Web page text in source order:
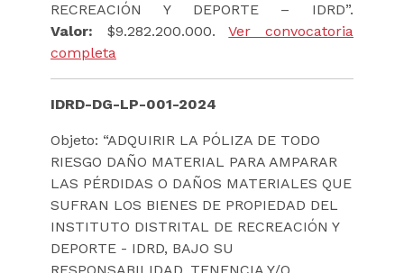
RECREACIÓN Y DEPORTE – IDRD”.
Valor: $9.282.200.000.Ver convocatoria
completa
IDRD-DG-LP-001-2024
Objeto: “ADQUIRIR LA PÓLIZA DE TODO
RIESGO DAÑO MATERIAL PARA AMPARAR
LAS PÉRDIDAS O DAÑOS MATERIALES QUE
SUFRAN LOS BIENES DE PROPIEDAD DEL
INSTITUTO DISTRITAL DE RECREACIÓN Y
DEPORTE - IDRD, BAJO SU